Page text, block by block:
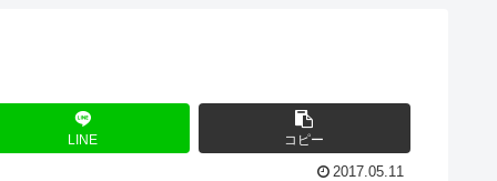
LINE コピー
2017.05.11